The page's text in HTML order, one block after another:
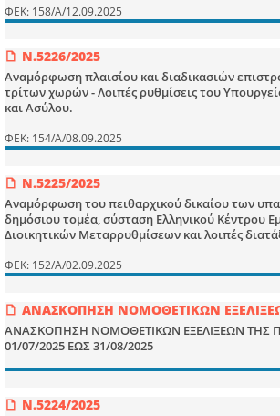
ΦΕΚ: 158/Α/12.09.2025
Ν.5226/2025
Αναμόρφωση πλαισίου και διαδικασιών
τρίτων χωρών - Λοιπές ρυθμίσεις του
και Ασύλου.
ΦΕΚ: 154/Α/08.09.2025
Ν.5225/2025
Αναμόρφωση του πειθαρχικού δικαίου των
δημόσιου τομέα, σύσταση Ελληνικού Κέντρου
Διοικητικών Μεταρρυθμίσεων και λοιπές
ΦΕΚ: 152/Α/02.09.2025
ΑΝΑΣΚΟΠΗΣΗ ΝΟΜΟΘΕΤΙΚΩΝ
ΑΝΑΣΚΟΠΗΣΗ ΝΟΜΟΘΕΤΙΚΩΝ ΕΞΕΛΙΞΕΩΝ ΤΗΣ
01/07/2025 ΕΩΣ 31/08/2025
Ν.5224/2025